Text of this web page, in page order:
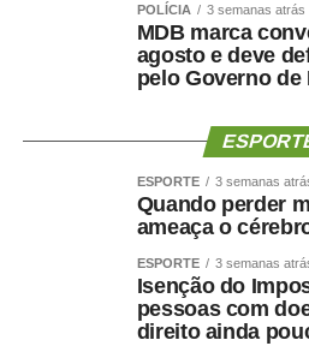
de equipes multiprofissionais
uma gestão comprometida com
humanização da assistência.
queimados, temos ampliado a
e procedimentos especializados,
e qualidade no atendimento
SUS”, destacou.
Referência estadual em
politrauma, traumato-ortopedia e
queimados, por meio do Centro
POLÍCIA 3 semanas atrás
MDB marca
agosto e deve
pelo Governo de
ESPORTE 3 semanas
Quando perder
ameaça o
ESPORTE 3 semanas
Isenção do
pessoas com
direito ainda